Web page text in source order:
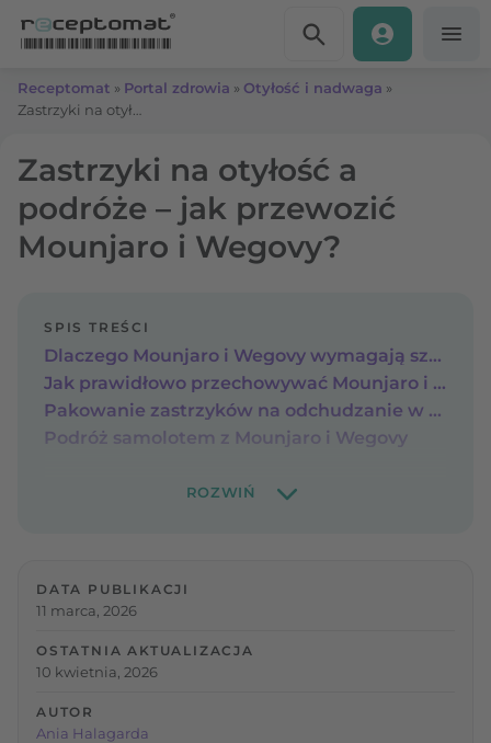
Receptomat » Portal zdrowia » Otyłość i nadwaga »
Zastrzyki na otyłość a
podróże – jak przewozić
Mounjaro i Wegovy?
SPIS TREŚCI
Dlaczego Mounjaro i Wegovy wymagają szczególnego traktowania w podróży?
Jak prawidłowo przechowywać Mounjaro i Wegovy – w domu i w podróży
Pakowanie zastrzyków na odchudzanie w podróży – krok po kroku
Podróż samolotem z Mounjaro i Wegovy
DATA PUBLIKACJI
11 marca, 2026
OSTATNIA AKTUALIZACJA
10 kwietnia, 2026
AUTOR
Ania Halagarda